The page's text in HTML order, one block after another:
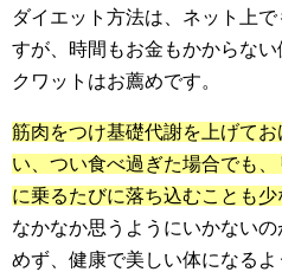
ダイエット方法は、ネット上
すが、時間もお金もかからな
クワットはお薦めです。
筋肉をつけ基礎代謝を上げて
い、つい食べ過ぎた場合でも
に乗るたびに落ち込むことも
なかなか思うようにいかない
めず、健康で美しい体になる